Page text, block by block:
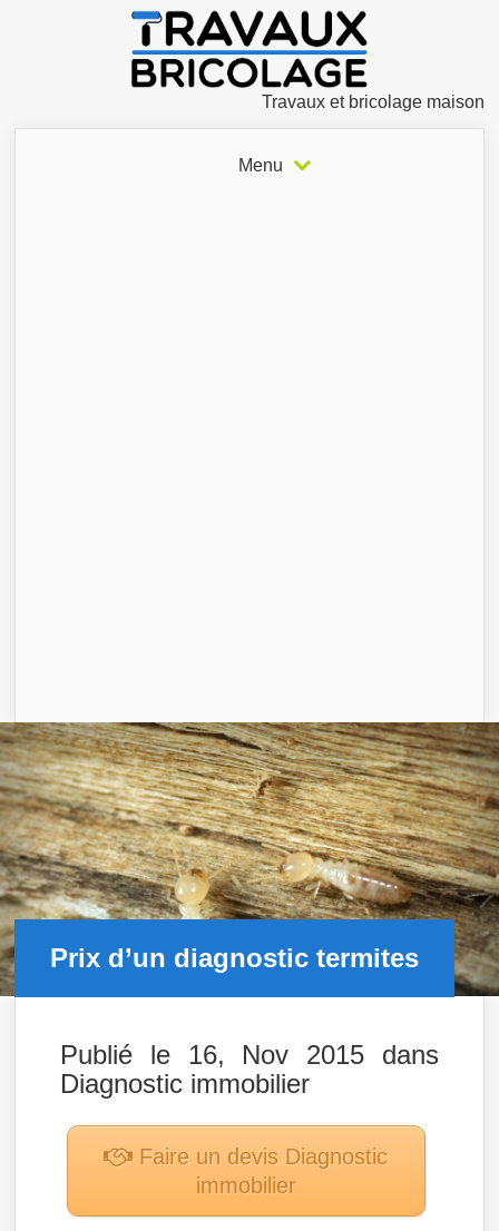
Travaux et bricolage maison
Menu
Prix d’un diagnostic termites
Publié le 16, Nov 2015 dans
Diagnostic immobilier
Faire un devis Diagnostic
immobilier